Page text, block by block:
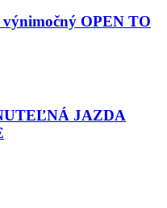
OPEN TO
JAZDA